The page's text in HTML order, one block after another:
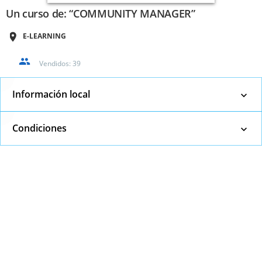
Un curso de: “COMMUNITY MANAGER”
E-LEARNING
Vendidos: 39
Información local
Condiciones